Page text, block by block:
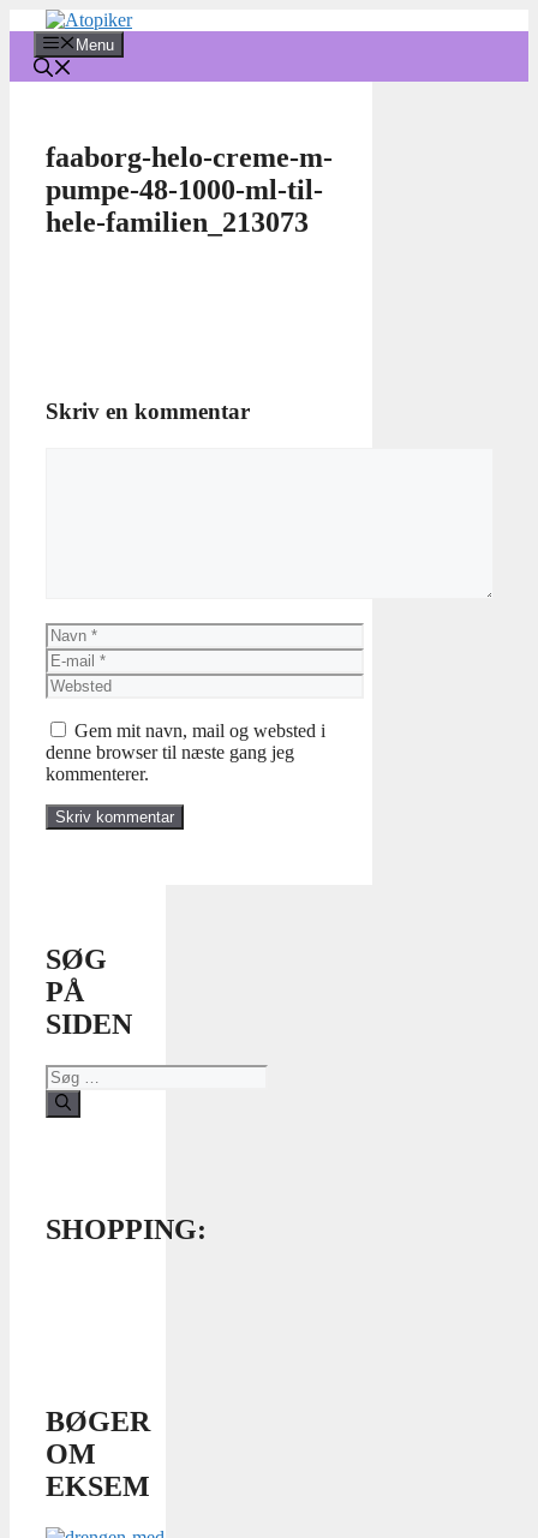
indhold
Menu
faaborg-helo-creme-m-
pumpe-48-1000-ml-til-
hele-familien_213073
Skriv en kommentar
Navn
E-
mail
Websted
Gem mit navn, mail og websted i
denne browser til næste gang jeg
kommenterer.
SØG
PÅ
SIDEN
Søg
efter:
SHOPPING:
BØGER
OM
EKSEM